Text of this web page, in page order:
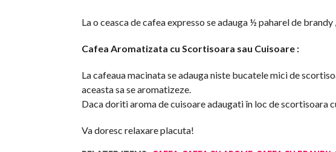
La o ceasca de cafea expresso se adauga ½ paharel de brandy
Cafea Aromatizata cu Scortisoara sau Cuisoare :
La cafeaua macinata se adauga niste bucatele mici de
aceasta sa se aromatizeze.
Daca doriti aroma de cuisoare adaugati în loc de scortisoara
Va doresc relaxare placuta!